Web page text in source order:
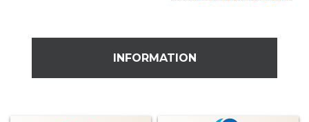
INFORMATION